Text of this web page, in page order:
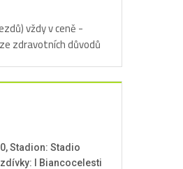
vždy v ceně -
zdravotních důvodů
Stadion: Stadio
I Biancocelesti